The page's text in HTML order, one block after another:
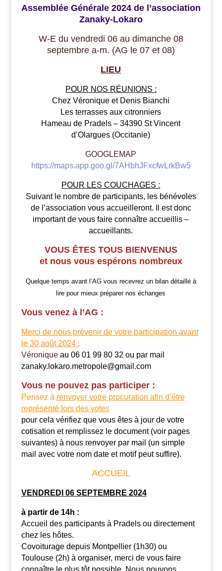
Assemblée Générale 2024 de l’association
Zanaky-Lokaro
W-E du vendredi 06 au dimanche 08
septembre a-m. (AG le 07 et 08)
LIEU
POUR NOS RÉUNIONS :
Chez Véronique et Denis Bianchi
Les terrasses aux citronniers
Hameau de Pradels – 34390 St Vincent
d’Olargues (Occitanie)
GOOGLEMAP
https://maps.app.goo.gl/7AHbhJFxcfwLrkBw5
POUR LES COUCHAGES :
Suivant le nombre de participants, les bénévoles
de l’association vous accueilleront. Il est donc
important de vous faire connaîtreaccueillis –
accueillants.
VOUS ÊTES TOUS BIENVENUS
et nous vous espérons nombreux
Quelque temps avant l’AG vous recevrez un bilan détaillé à
lire pour mieux préparer nos échanges
Vous venez à l’AG :
Merci de nous prévenir de votre participation avant
le 30 août 2024 :
Véronique au 06 01 99 80 32 ou par mail
zanaky.lokaro.metropole@gmail.com
Vous ne pouvez pas participer :
Pensez à renvoyer votre procuration afin d’être
représenté lors des votes
pour cela vérifiez que vous êtes à jour de votre
cotisation et remplissez le document (voir pages
suivantes) à nous renvoyer par mail (un simple
mail avec votre nom date et motif peut suffire).
ACCUEIL
VENDREDI 06 SEPTEMBRE 2024
à partir de 14h :
Accueil des participants à Pradels ou directement
chez les hôtes.
Covoiturage depuis Montpellier (1h30) ou
Toulouse (2h) à organiser, merci de vous faire
connaître le plus tôt possible. Nous pouvons